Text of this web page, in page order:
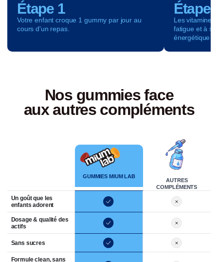
Étape 1
Votre enfant croque 1 gummy par jour au
cours d'un repas.
Étape
Les vitamines
fatigue et à
énergétique
Nos gummies face
aux autres compléments
GUMMIES MIUM LAB
AUTRES
COMPLÉMENTS
Un goût que les
enfants adorent
Dosage & qualité des
actifs
Sans sucres
Formule clean, sans